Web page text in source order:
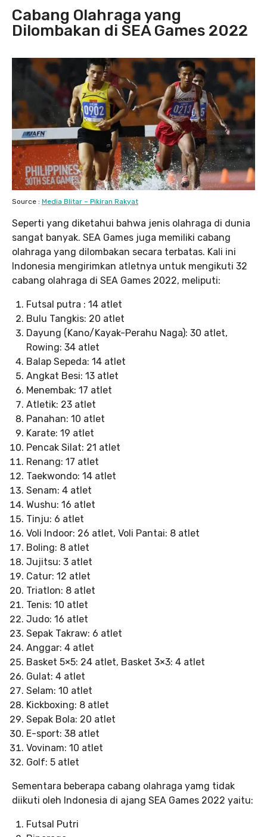
Cabang Olahraga yang
Dilombakan di SEA Games 2022
Source : Media Blitar – Pikiran Rakyat
Seperti yang diketahui bahwa jenis olahraga di dunia
sangat banyak. SEA Games juga memiliki cabang
olahraga yang dilombakan secara terbatas. Kali ini
Indonesia mengirimkan atletnya untuk mengikuti 32
cabang olahraga di SEA Games 2022, meliputi:
Futsal putra : 14 atlet
Bulu Tangkis: 20 atlet
Dayung (Kano/Kayak-Perahu Naga): 30 atlet,
Rowing: 34 atlet
Balap Sepeda: 14 atlet
Angkat Besi: 13 atlet
Menembak: 17 atlet
Atletik: 23 atlet
Panahan: 10 atlet
Karate: 19 atlet
Pencak Silat: 21 atlet
Renang: 17 atlet
Taekwondo: 14 atlet
Senam: 4 atlet
Wushu: 16 atlet
Tinju: 6 atlet
Voli Indoor: 26 atlet, Voli Pantai: 8 atlet
Boling: 8 atlet
Jujitsu: 3 atlet
Catur: 12 atlet
Triatlon: 8 atlet
Tenis: 10 atlet
Judo: 16 atlet
Sepak Takraw: 6 atlet
Anggar: 4 atlet
Basket 5×5: 24 atlet, Basket 3×3: 4 atlet
Gulat: 4 atlet
Selam: 10 atlet
Kickboxing: 8 atlet
Sepak Bola: 20 atlet
E-sport: 38 atlet
Vovinam: 10 atlet
Golf: 5 atlet
Sementara beberapa cabang olahraga yamg tidak
diikuti oleh Indonesia di ajang SEA Games 2022 yaitu:
Futsal Putri